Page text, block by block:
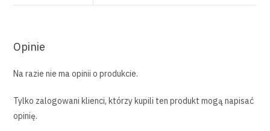
Opinie
Na razie nie ma opinii o produkcie.
Tylko zalogowani klienci, którzy kupili ten produkt mogą napisać
opinię.